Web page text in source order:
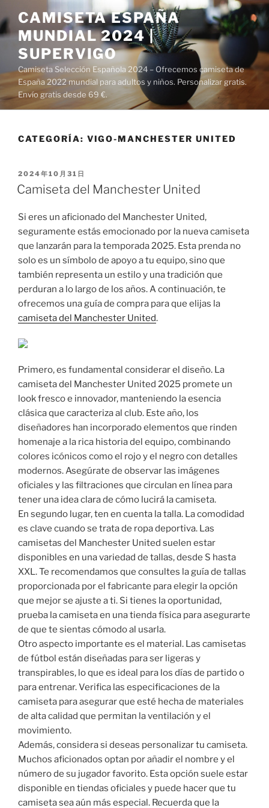
al
contenido
CAMISETA ESPAÑA
MUNDIAL 2024 |
SUPERVIGO
Camiseta Selección Española 2024 – Ofrecemos camiseta de
España 2022 mundial para adultos y niños. Personalizar gratis.
Envío gratis desde 69 €.
CATEGORÍA: VIGO-MANCHESTER UNITED
PUBLICADO
EL
2024年10月31日
Camiseta del Manchester United
Si eres un aficionado del Manchester United,
seguramente estás emocionado por la nueva camiseta
que lanzarán para la temporada 2025. Esta prenda no
solo es un símbolo de apoyo a tu equipo, sino que
también representa un estilo y una tradición que
perduran a lo largo de los años. A continuación, te
ofrecemos una guía de compra para que elijas la
camiseta del Manchester United.
Primero, es fundamental considerar el diseño. La
camiseta del Manchester United 2025 promete un
look fresco e innovador, manteniendo la esencia
clásica que caracteriza al club. Este año, los
diseñadores han incorporado elementos que rinden
homenaje a la rica historia del equipo, combinando
colores icónicos como el rojo y el negro con detalles
modernos. Asegúrate de observar las imágenes
oficiales y las filtraciones que circulan en línea para
tener una idea clara de cómo lucirá la camiseta.
En segundo lugar, ten en cuenta la talla. La comodidad
es clave cuando se trata de ropa deportiva. Las
camisetas del Manchester United suelen estar
disponibles en una variedad de tallas, desde S hasta
XXL. Te recomendamos que consultes la guía de tallas
proporcionada por el fabricante para elegir la opción
que mejor se ajuste a ti. Si tienes la oportunidad,
prueba la camiseta en una tienda física para asegurarte
de que te sientas cómodo al usarla.
Otro aspecto importante es el material. Las camisetas
de fútbol están diseñadas para ser ligeras y
transpirables, lo que es ideal para los días de partido o
para entrenar. Verifica las especificaciones de la
camiseta para asegurar que esté hecha de materiales
de alta calidad que permitan la ventilación y el
movimiento.
Además, considera si deseas personalizar tu camiseta.
Muchos aficionados optan por añadir el nombre y el
número de su jugador favorito. Esta opción suele estar
disponible en tiendas oficiales y puede hacer que tu
camiseta sea aún más especial. Recuerda que la